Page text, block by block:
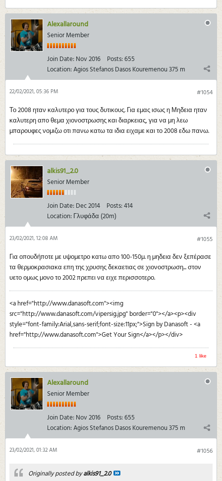
Alexallaround
Senior Member
Join Date: Nov 2016 Posts:655
Location:Agios Stefanos Dasos Kouremenou 375 m
#1054
22/02/2021, 05:36 PM
Το 2008 ηταν καλυτερο για τους δυτικους. Για εμας ισως η Μηδεια ηταν
καλυτερη απο θεμα χιονοστρωσης και διαρκειας, για να μη λεω
μπαρουφες νομιζω οτι πανω κατω τα ιδια ειχαμε και το 2008 εδω πανω.
alkis91_2.0
Senior Member
Join Date: Dec 2014 Posts:414
Location: Γλυφάδα (20m)
#1055
23/02/2021, 12:08 AM
Για οπουδήποτε με υψομετρο κατω απο 100-150μ. η μηδεια δεν ξεπέρασε
τα θερμοκρασιακα επη της χρυσης δεκαετιας σε χιονοστρωση... στον
υετο ομως μονο το 2002 πρεπει να ειχε περισσοτερο.
<a href="http://www.danasoft.com"><img
src="http://www.danasoft.com/vipersig.jpg" border="0"></a><p><div
style="font-family:Arial,sans-serif;font-size:11px;">Sign by Danasoft - <a
href="http://www.danasoft.com">Get Your Sign</a></p></div>
1 like
Alexallaround
Senior Member
Join Date: Nov 2016 Posts:655
Location:Agios Stefanos Dasos Kouremenou 375 m
#1056
23/02/2021, 01:32 AM
Originally posted byalkis91_2.0